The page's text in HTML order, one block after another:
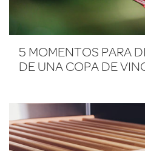
5 MOMENTOS PARA
DE UNA COPA DE